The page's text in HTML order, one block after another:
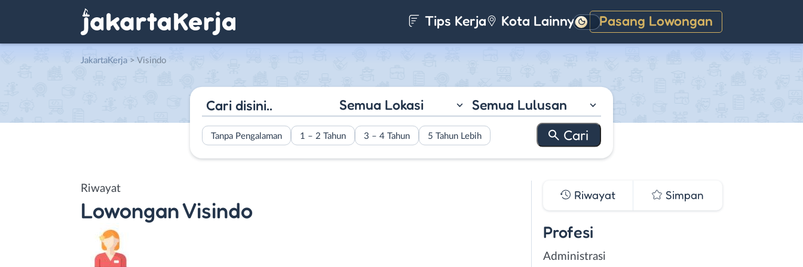
Tips Kerja Kota Lainnya Pasang Lowongan
Gelap
JakartaKerja > Visindo
Semua Lokasi Semua Lulusan
Tanpa Pengalaman 1 – 2 Tahun 3 – 4 Tahun 5 Tahun Lebih
Riwayat
LowonganVisindo
Riwayat Simpan
Profesi
Administrasi